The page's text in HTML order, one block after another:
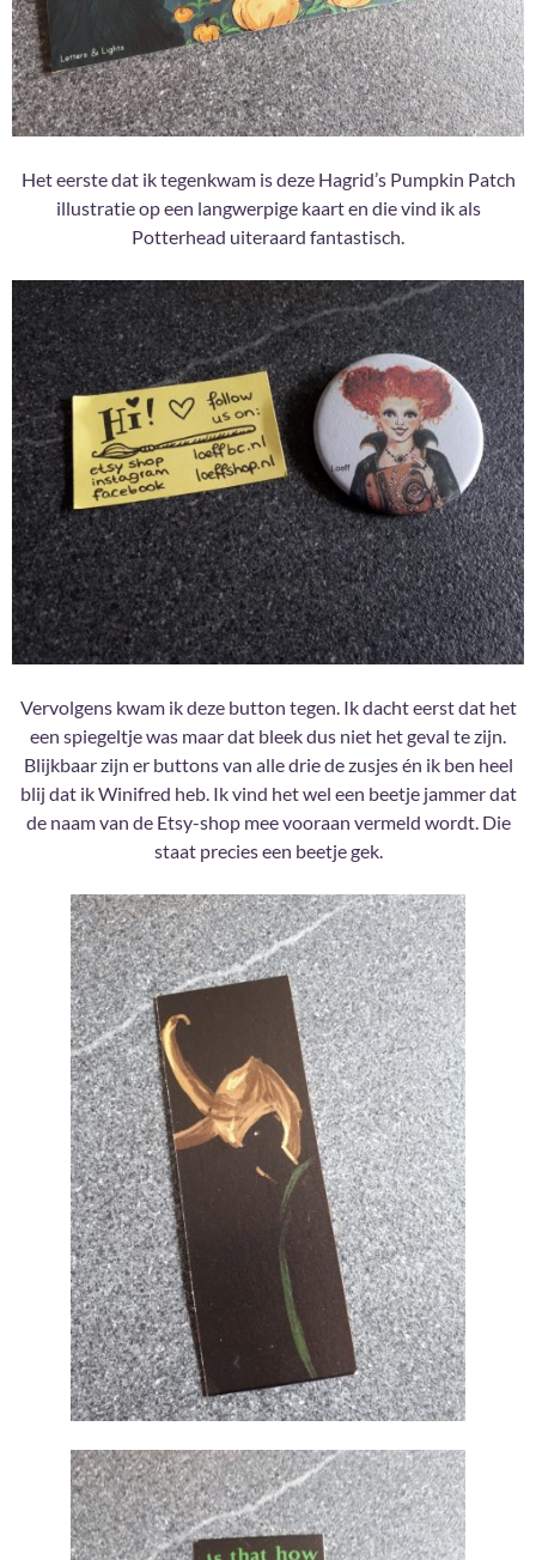
Het eerste dat ik tegenkwam is deze Hagrid’s Pumpkin Patch
illustratie op een langwerpige kaart en die vind ik als
Potterhead uiteraard fantastisch.
Vervolgens kwam ik deze button tegen. Ik dacht eerst dat het
een spiegeltje was maar dat bleek dus niet het geval te zijn.
Blijkbaar zijn er buttons van alle drie de zusjes én ik ben heel
blij dat ik Winifred heb. Ik vind het wel een beetje jammer dat
de naam van de Etsy-shop mee vooraan vermeld wordt. Die
staat precies een beetje gek.